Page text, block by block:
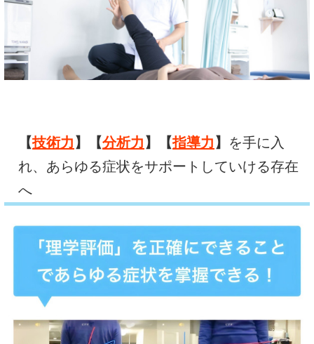
【技術力 】【分析力 】【指導力 】 を手に入
れ、あらゆる症状をサポートしていける存在
へ